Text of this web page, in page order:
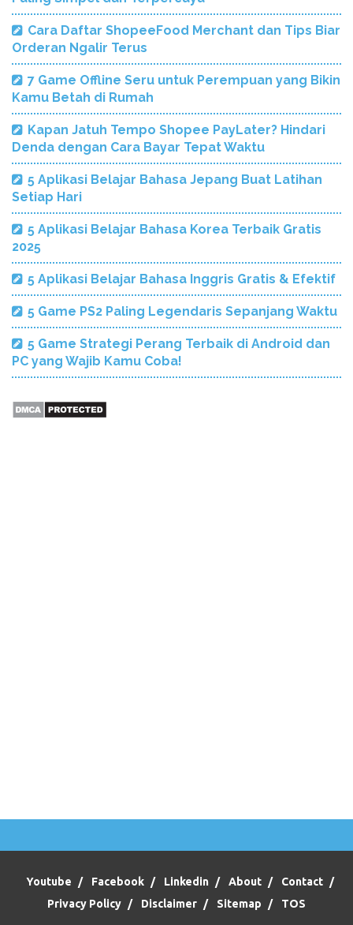
Cara Daftar ShopeeFood Merchant dan Tips Biar
Orderan Ngalir Terus
7 Game Offline Seru untuk Perempuan yang Bikin
Kamu Betah di Rumah
Kapan Jatuh Tempo Shopee PayLater? Hindari
Denda dengan Cara Bayar Tepat Waktu
5 Aplikasi Belajar Bahasa Jepang Buat Latihan
Setiap Hari
5 Aplikasi Belajar Bahasa Korea Terbaik Gratis
2025
5 Aplikasi Belajar Bahasa Inggris Gratis & Efektif
5 Game PS2 Paling Legendaris Sepanjang Waktu
5 Game Strategi Perang Terbaik di Android dan
PC yang Wajib Kamu Coba!
Youtube Facebook Linkedin About
Contact
Privacy Policy
Disclaimer Sitemap TOS